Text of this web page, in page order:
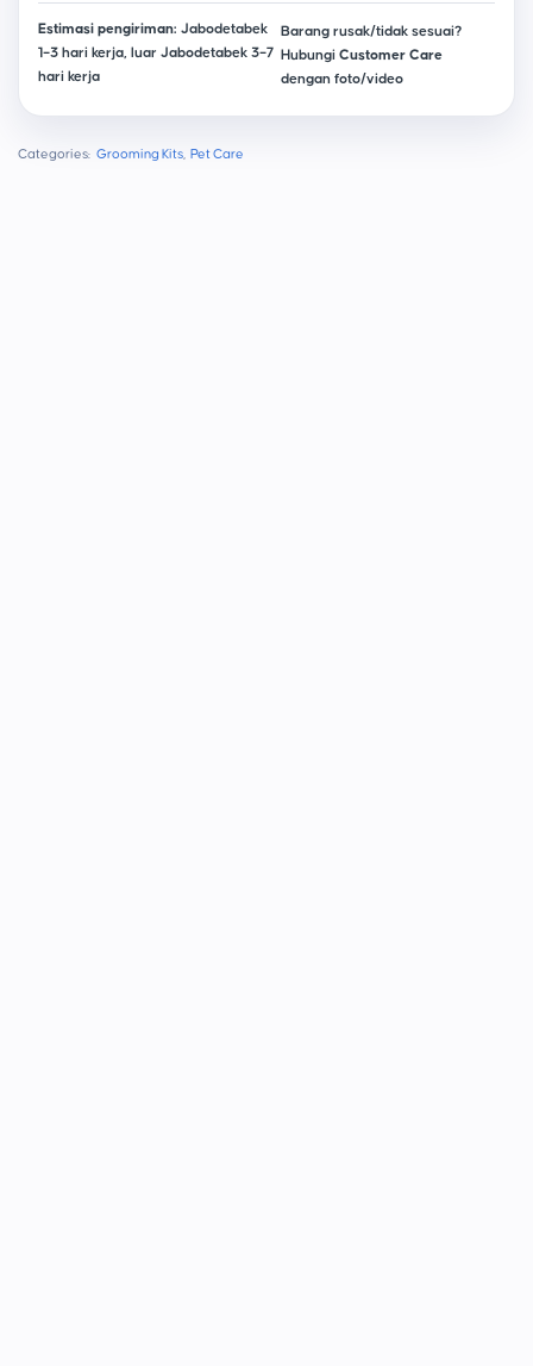
Estimasi pengiriman: Jabodetabek
1–3 hari kerja, luar Jabodetabek 3–7
hari kerja
Barang rusak/tidak sesuai?
Hubungi Customer Care
dengan foto/video
Categories: Grooming Kits Pet Care